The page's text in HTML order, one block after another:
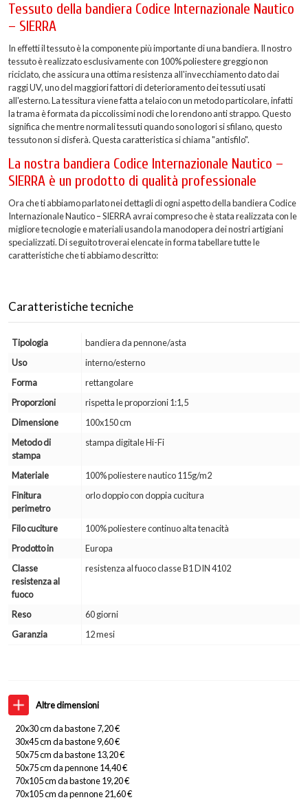
Altre dimensioni
20x30 cm da bastone 7,20 €
30x45 cm da bastone 9,60 €
50x75 cm da bastone 13,20 €
50x75 cm da pennone 14,40 €
70x105 cm da bastone 19,20 €
70x105 cm da pennone 21,60 €
Tessuto della bandiera Codice Internazionale Nautico
– SIERRA
In effetti il tessuto è la componente più importante di una bandiera. Il nostro
tessuto è realizzato esclusivamente con 100% poliestere greggio non
riciclato, che assicura una ottima resistenza all'invecchiamento dato dai
raggi UV, uno del maggiori fattori di deterioramento dei tessuti usati
all'esterno. La tessitura viene fatta a telaio con un metodo particolare, infatti
la trama è formata da piccolissimi nodi che lo rendono anti strappo. Questo
significa che mentre normali tessuti quando sono logori si sfilano, questo
tessuto non si disferà. Questa caratteristica si chiama "antisfilo".
La nostra bandiera Codice Internazionale Nautico –
SIERRA è un prodotto di qualità professionale
Ora che ti abbiamo parlato nei dettagli di ogni aspetto della bandiera Codice
Internazionale Nautico – SIERRA avrai compreso che è stata realizzata con le
migliore tecnologie e materiali usando la manodopera dei nostri artigiani
specializzati. Di seguito troverai elencate in forma tabellare tutte le
caratteristiche che ti abbiamo descritto:
Caratteristiche tecniche
Tipologia
bandiera da pennone/asta
Uso
interno/esterno
Forma
rettangolare
Proporzioni
rispetta le proporzioni 1:1,5
Dimensione
100x150 cm
Metodo di
stampa
stampa digitale Hi-Fi
Materiale
100% poliestere nautico 115g/m2
Finitura
perimetro
orlo doppio con doppia cucitura
Filo cuciture
100% poliestere continuo alta tenacità
Prodotto in
Europa
Classe
resistenza al
fuoco
resistenza al fuoco classe B1 DIN 4102
Reso
60 giorni
Garanzia
12 mesi